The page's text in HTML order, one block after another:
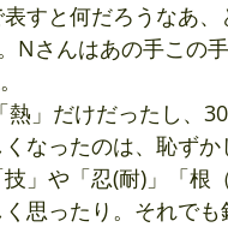
すと何だろうなあ
Nさんはあの手この
」だけだったし、
なったのは、恥ず
」や「忍(耐)」「根
思ったり。それで